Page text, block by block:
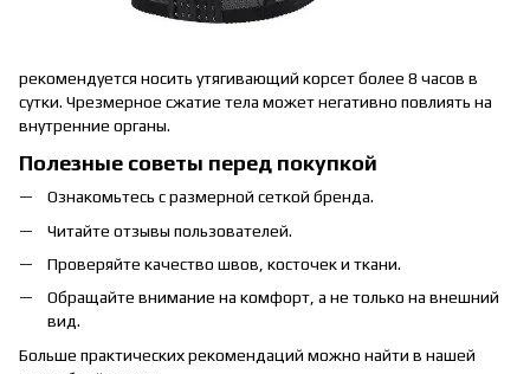
рекомендуется носить утягивающий корсет более 8 часов в
сутки. Чрезмерное сжатие тела может негативно повлиять на
внутренние органы.
Полезные советы перед покупкой
Ознакомьтесь с размерной сеткой бренда.
Читайте отзывы пользователей.
Проверяйте качество швов, косточек и ткани.
Обращайте внимание на комфорт, а не только на внешний
вид.
Больше практических рекомендаций можно найти в нашей